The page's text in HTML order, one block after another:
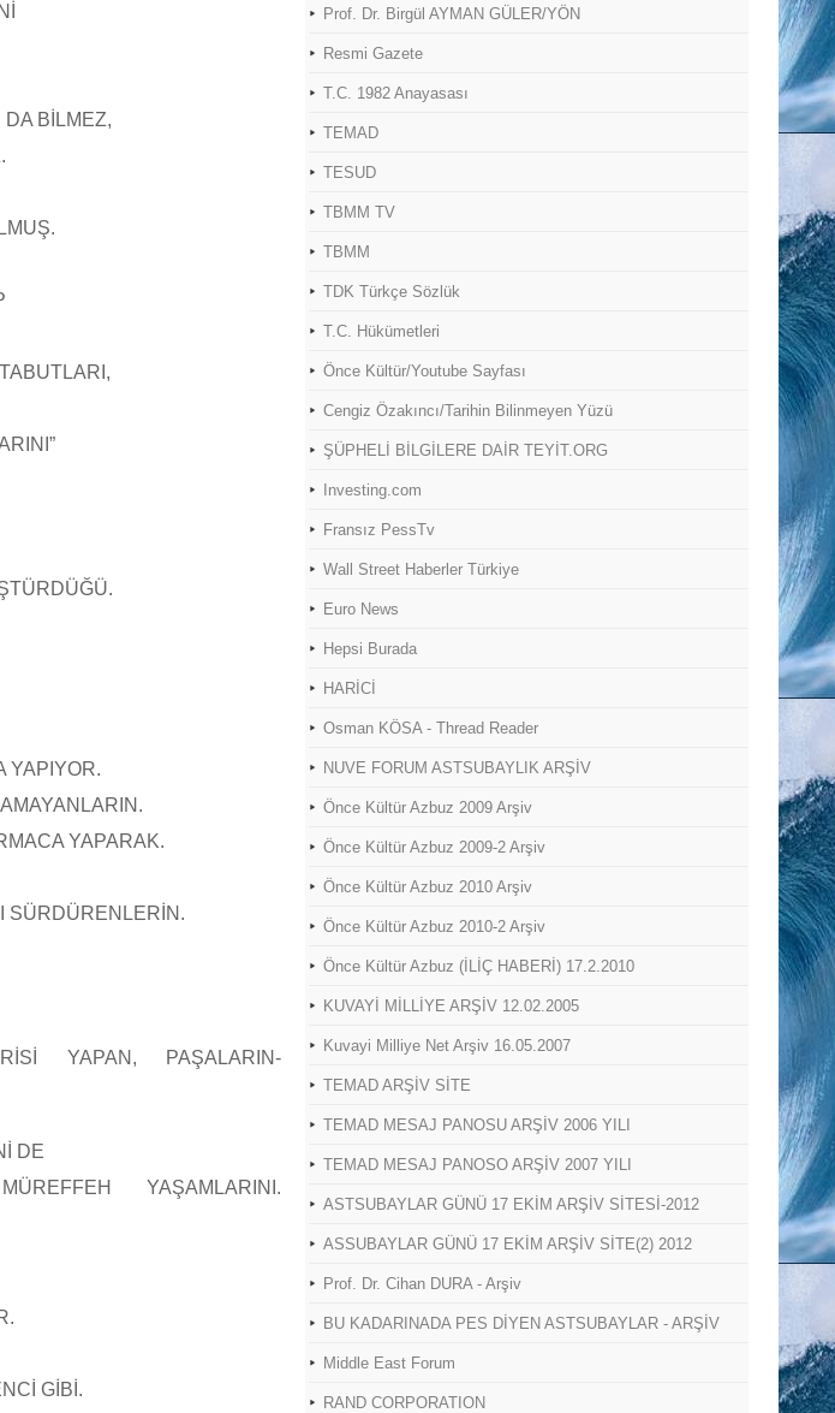
BİLMEZ,
YAPIYOR.
YAPARAK.
SÜRDÜRENLERİN.
YAPAN, PAŞALARIN-
DE
YAŞAMLARINI.
GİBİ.
Prof. Dr. Birgül AYMAN GÜLER/YÖN
Resmi Gazete
T.C. 1982 Anayasası
TEMAD
TESUD
TBMM TV
TBMM
TDK Türkçe Sözlük
T.C. Hükümetleri
Önce Kültür/Youtube Sayfası
Cengiz Özakıncı/Tarihin Bilinmeyen Yüzü
ŞÜPHELİ BİLGİLERE DAİR TEYİT.ORG
Investing.com
Fransız PessTv
Wall Street Haberler Türkiye
Euro News
Hepsi Burada
HARİCİ
Osman KÖSA - Thread Reader
NUVE FORUM ASTSUBAYLIK ARŞİV
Önce Kültür Azbuz 2009 Arşiv
Önce Kültür Azbuz 2009-2 Arşiv
Önce Kültür Azbuz 2010 Arşiv
Önce Kültür Azbuz 2010-2 Arşiv
Önce Kültür Azbuz (İLİÇ HABERİ) 17.2.2010
KUVAYİ MİLLİYE ARŞİV 12.02.2005
Kuvayi Milliye Net Arşiv 16.05.2007
TEMAD ARŞİV SİTE
TEMAD MESAJ PANOSU ARŞİV 2006 YILI
TEMAD MESAJ PANOSO ARŞİV 2007 YILI
ASTSUBAYLAR GÜNÜ 17 EKİM ARŞİV SİTESİ-2012
ASSUBAYLAR GÜNÜ 17 EKİM ARŞİV SİTE(2) 2012
Prof. Dr. Cihan DURA - Arşiv
BU KADARINADA PES DİYEN ASTSUBAYLAR - ARŞİV
Middle East Forum
RAND CORPORATION